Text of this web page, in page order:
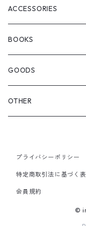
WOODBLOCK
SEDAN ALL-PURPOSE
BOOTS
BACKPACK
SHOULDER
OTHER BAGS
ACCESSORIES
EYE WEAR
CAP&HAT
GLOVES&SCARF
SHOULDER
SMALL BAG
BOOKS
GOODS
TOY
PINS& PINBACK
SOX
OTHER
プライバシーポリシー
特定商取引法に基づく
会員規約
©